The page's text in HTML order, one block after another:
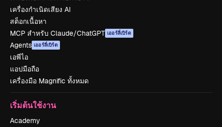
เครื่องกำเนิดเสียง AI
สต็อกเนื้อหา
MCP สำหรับ Claude/ChatGPT เออร์ลี่เบิร์ด
Agents เออร์ลี่เบิร์ด
เอพีไอ
แอปมือถือ
เครื่องมือ Magnific ทั้งหมด
เริ่มต้นใช้งาน
Academy